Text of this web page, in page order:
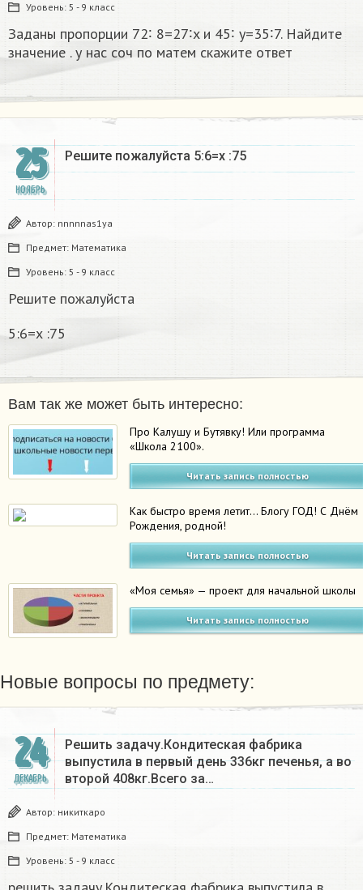
Уровень: 5 - 9 класс
Заданы пропорции 72∶ 8=27∶x и 45∶ y=35∶7. Найдите
значение . у нас соч по матем скажите ответ ​
25
НОЯБРЬ
Решите пожалуйста 5:6=x :75
Автор: nnnnnas1ya
Предмет: Математика
Уровень: 5 - 9 класс
Решите пожалуйста
5:6=x :75
Вам так же может быть интересно:
Про Калушу и Бутявку! Или программа
«Школа 2100».
Читать запись полностью
Как быстро время летит… Блогу ГОД! С Днём
Рождения, родной!
Читать запись полностью
«Моя семья» — проект для начальной школы
Читать запись полностью
Новые вопросы по предмету:
24
ДЕКАБРЬ
Решить задачу.Кондитеская фабрика
выпустила в первый день 336кг печенья, а во
второй 408кг.Всего за…
Автор: никиткаро
Предмет: Математика
Уровень: 5 - 9 класс